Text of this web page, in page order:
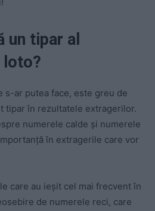
un tipar al
s-ar putea face, este greu de
tipar în rezultatele extragerilor.
numerele calde și numerele
în extragerile care vor
care au ieșit cel mai frecvent în
de numerele reci, care